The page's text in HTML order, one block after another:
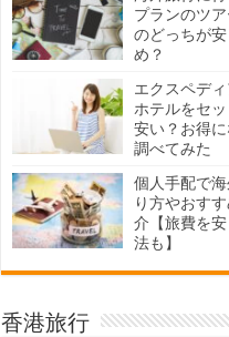
プランのツ
のどっちが
め？
エクスペデ
ホテルをセ
安い？お得
調べてみた
個人手配で
り方やおす
介【旅費を
法も】
香港旅行